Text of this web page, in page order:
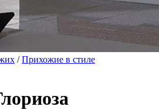
/Прихожие в стиле